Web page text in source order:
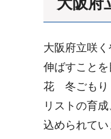
大阪府立咲
伸ばすこと
花 冬ごもり
リストの育
込められてい